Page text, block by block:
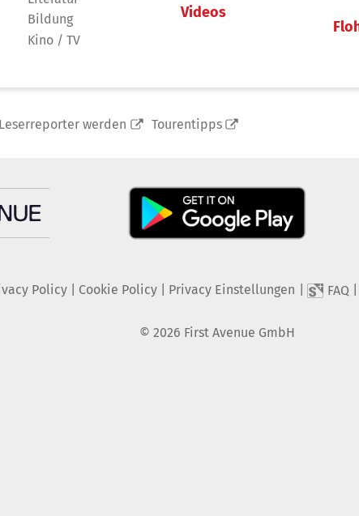
Bildung
Kino / TV
Videos
Leserreporter werden Tourentipps
Policy| Cookie Policy| Privacy Einstellungen FAQ
© 2026 First Avenue GmbH